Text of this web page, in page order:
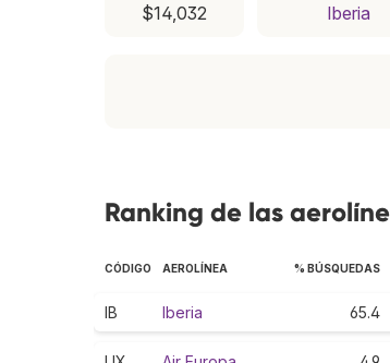
$14,032
Iberia
Ranking de las
CÓDIGO AEROLÍNEA % BÚSQUEDAS
IB Iberia 65.4